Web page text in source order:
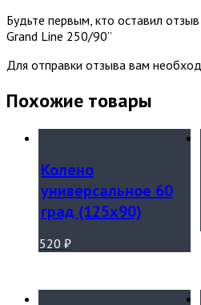
Будьте первым, кто оставил
Grand Line 250/90”
Для отправки отзыва вам
Похожие товары
Колено
универсальное 60
град (125х90)
520 ₽